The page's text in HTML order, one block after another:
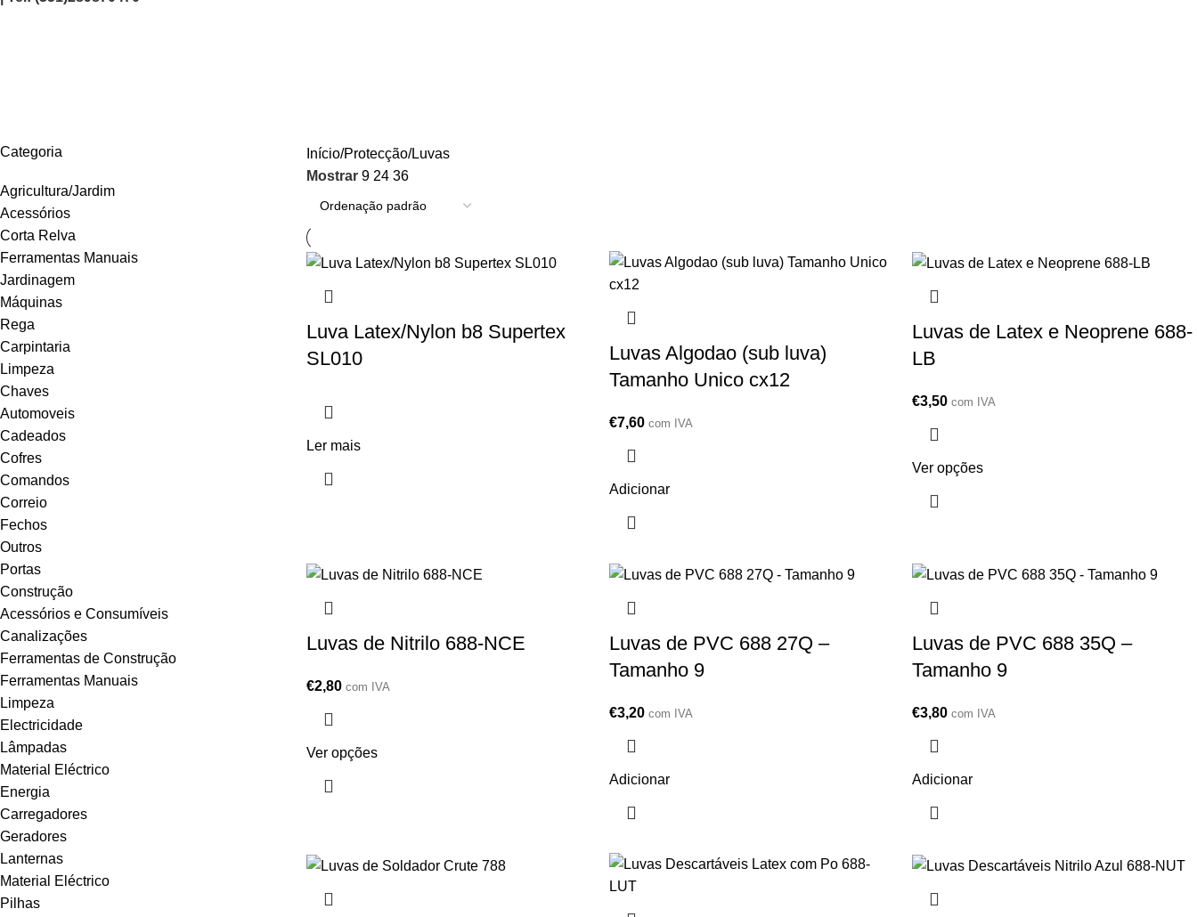
Categoria
Agricultura/Jardim
Acessórios
Corta Relva
Ferramentas Manuais
Jardinagem
Máquinas
Rega
Carpintaria
Limpeza
Chaves
Automoveis
Cadeados
Cofres
Comandos
Correio
Fechos
Outros
Portas
Construção
Acessórios e Consumíveis
Canalizações
Ferramentas de Construção
Ferramentas Manuais
Limpeza
Electricidade
Lâmpadas
Material Eléctrico
Energia
Carregadores
Geradores
Lanternas
Material Eléctrico
Pilhas
Início Protecção Luvas
Mostrar 9 24 36
Luva Latex/Nylon b8 Supertex
SL010
Ler mais
Luvas Algodao (sub luva)
Tamanho Unico cx12
€7,60 com IVA
Adicionar
Luvas de Latex e Neoprene 688-
LB
€3,50 com IVA
Ver opções
Luvas de Nitrilo 688-NCE
€2,80 com IVA
Ver opções
Luvas de PVC 688 27Q –
Tamanho 9
€3,20 com IVA
Adicionar
Luvas de PVC 688 35Q –
Tamanho 9
€3,80 com IVA
Adicionar